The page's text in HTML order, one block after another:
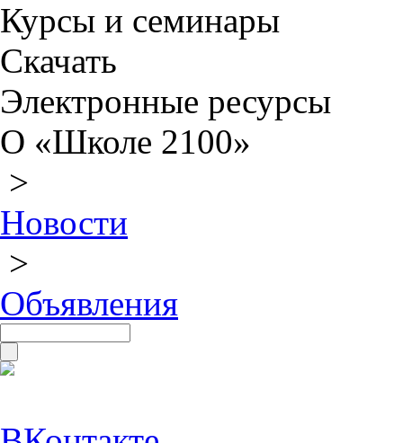
Курсы и семинары
Скачать
Электронные ресурсы
О «Школе 2100»
>
Новости
>
Объявления